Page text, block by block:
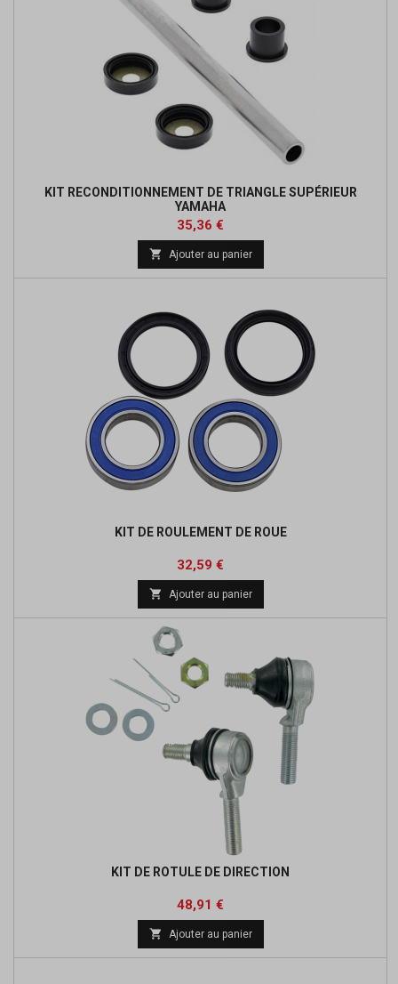
KIT RECONDITIONNEMENT DE TRIANGLE SUPÉRIEUR
YAMAHA
Prix
35,36 €
base
 Ajouter au panier
KIT DE ROULEMENT DE ROUE
Prix
32,59 €
base
 Ajouter au panier
KIT DE ROTULE DE DIRECTION
Prix
48,91 €
base
 Ajouter au panier